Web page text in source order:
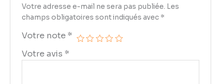
Votre adresse e-mail ne sera pas publiée. Les
champs obligatoires sont indiqués avec *
Votre note*
Votre avis *